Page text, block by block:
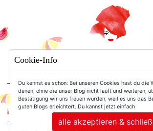
For Women. Not
Cookie-Info
Du kennst es schon: Bei unseren Cookies hast du die
denen, ohne die unser Blog nicht läuft und weiteren,
Bestätigung wir uns freuen würden, weil es uns das
guten Blogs erleichtert. Du kannst jetzt einfach
alle akzeptieren &